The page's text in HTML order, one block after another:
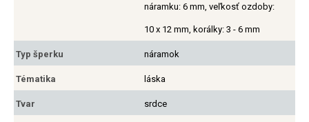
náramku: 6 mm, veľkosť ozdoby:
10 x 12 mm, korálky: 3 - 6 mm
Typ šperku náramok
Tématika láska
Tvar srdce